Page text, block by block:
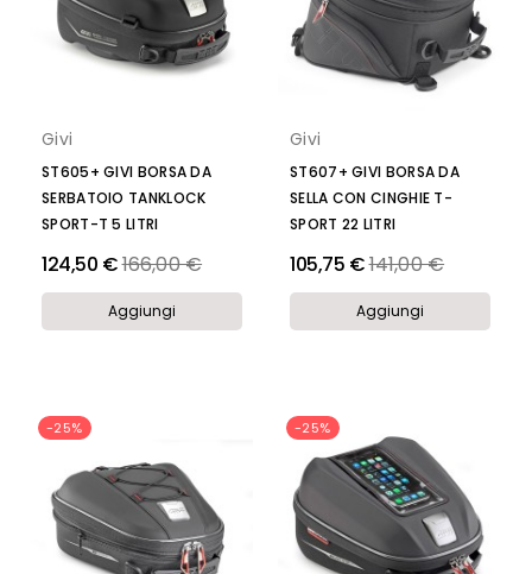
Givi
ST605+ GIVI BORSA DA
SERBATOIO TANKLOCK
SPORT-T 5 LITRI
124,50 €Prezzo
166,00 €
Aggiungi
Givi
ST607+ GIVI BORSA DA
SELLA CON CINGHIE T-
SPORT 22 LITRI
105,75 €Prezzo
141,00 €
Aggiungi
-25% -25%